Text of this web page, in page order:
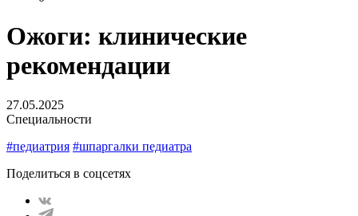
Ожоги: клинические
рекомендации
27.05.2025
Специальности
#педиатрия #шпаргалки педиатра
Поделиться в соцсетях